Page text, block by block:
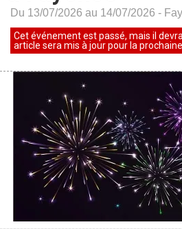
Du 13/07/2026 au 14/07/2026 -
Cet événement est passé, mais il
article sera mis à jour pour la